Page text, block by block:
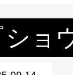
ショ